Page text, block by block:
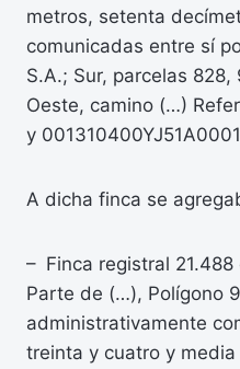
metros, setenta
comunicadas entre sí
S.A.; Sur, parcelas
Oeste, camino (…)
y
A dicha finca se
– Finca registral
Parte de (…), Polígono
administrativamente
treinta y cuatro y